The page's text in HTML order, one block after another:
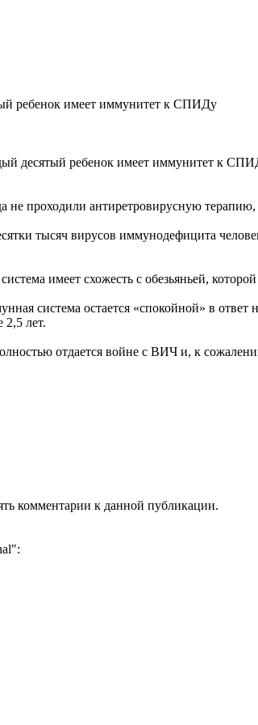
ребенок имеет иммунитет к СПИДу
десятый ребенок имеет иммунитет к
не проходили антиретровирусную
тысяч вирусов иммунодефицита
имеет схожесть с обезьяньей,
система остается «спокойной» в
2,5 лет.
отдается войне с ВИЧ и, к
комментарии к данной публикации.